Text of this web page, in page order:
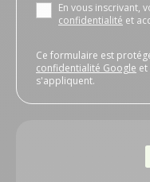
En vous inscrivant,
confidentialité et
Ce formulaire est
confidentialité Google et
s'appliquent.